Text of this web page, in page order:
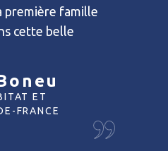
première famille
cette belle
ET
FRANCE